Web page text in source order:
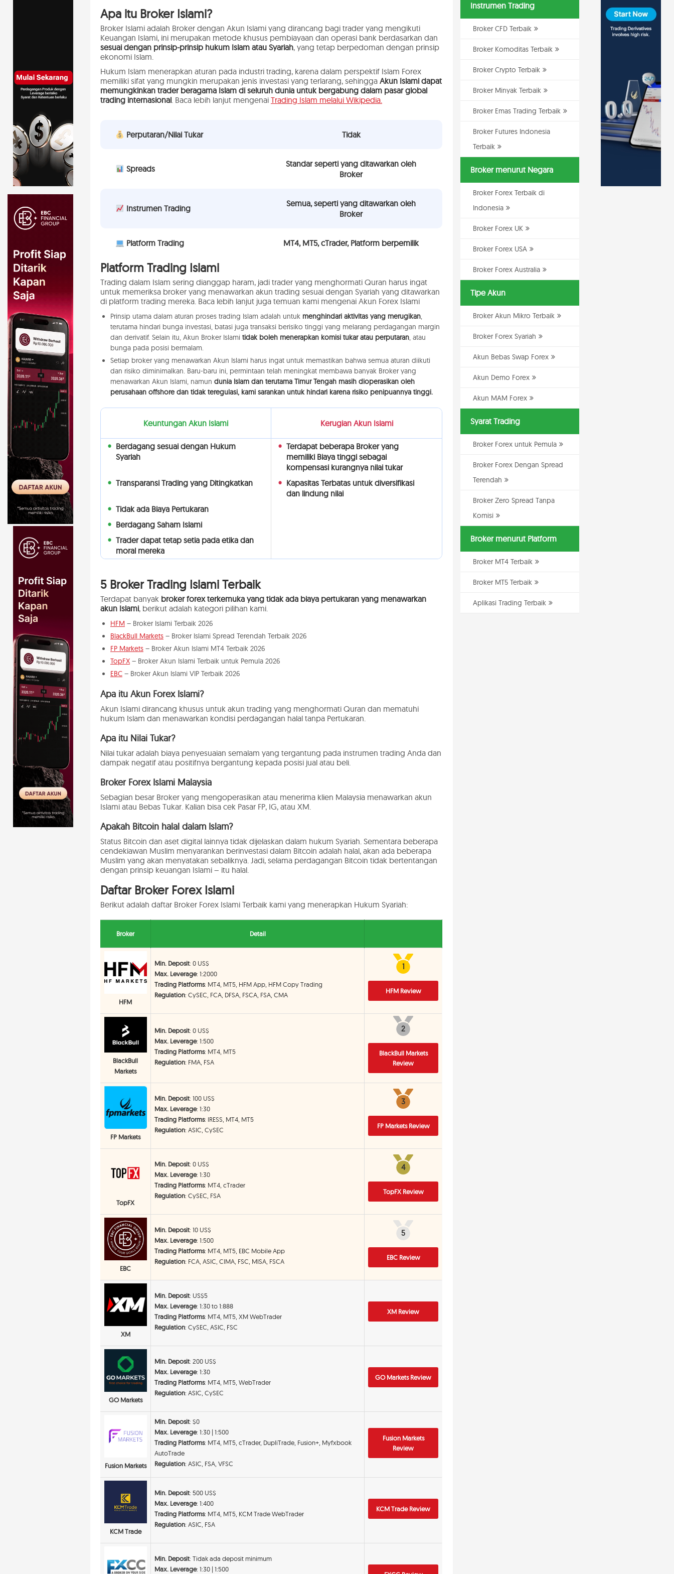
Apa itu Broker Islami?
Broker Islami adalah Broker dengan Akun Islami yang dirancang bagi trader yang mengikuti
Keuangan Islami, ini merupakan metode khusus pembiayaan dan operasi bank berdasarkan dan
sesuai dengan prinsip-prinsip hukum Islam atau Syariah, yang tetap berpedoman dengan prinsip
ekonomi Islam.
Hukum Islam menerapkan aturan pada industri trading, karena dalam perspektif Islam Forex
memiliki sifat yang mungkin merupakan jenis investasi yang terlarang, sehingga Akun Islami dapat
memungkinkan trader beragama Islam di seluruh dunia untuk bergabung dalam pasar global
trading internasional . Baca lebih lanjut mengenai Trading Islam melalui Wikipedia.
Perputaran/Nilai Tukar Tidak
Spreads
Standar seperti yang ditawarkan oleh
Broker
Instrumen Trading
Semua, seperti yang ditawarkan oleh
Broker
Platform Trading MT4, MT5, cTrader, Platform berpemilik
Platform Trading Islami
Trading dalam Islam sering dianggap haram, jadi trader yang menghormati Quran harus ingat
untuk memeriksa broker yang menawarkan akun trading sesuai dengan Syariah yang ditawarkan
di platform trading mereka. Baca lebih lanjut juga temuan kami mengenai Akun Forex Islami
Prinsip utama dalam aturan proses trading Islam adalah untuk menghindari aktivitas yang merugikan,
terutama hindari bunga investasi, batasi juga transaksi berisiko tinggi yang melarang perdagangan margin
dan derivatif. Selain itu, Akun Broker Islami tidak boleh menerapkan komisi tukar atau perputaran, atau
bunga pada posisi bermalam.
Setiap broker yang menawarkan Akun Islami harus ingat untuk memastikan bahwa semua aturan diikuti
dan risiko diminimalkan. Baru-baru ini, permintaan telah meningkat membawa banyak Broker yang
menawarkan Akun Islami, namun dunia Islam dan terutama Timur Tengah masih dioperasikan oleh
perusahaan offshore dan tidak teregulasi, kami sarankan untuk hindari karena risiko penipuannya tinggi.
Keuntungan Akun Islami Kerugian Akun Islami
Berdagang sesuai dengan Hukum
Syariah
Terdapat beberapa Broker yang
memiliki Biaya tinggi sebagai
kompensasi kurangnya nilai tukar
Transparansi Trading yang Ditingkatkan
Kapasitas Terbatas untuk diversifikasi
dan lindung nilai
Tidak ada Biaya Pertukaran
Berdagang Saham Islami
Trader dapat tetap setia pada etika dan
moral mereka
5 Broker Trading Islami Terbaik
Terdapat banyak broker forex terkemuka yang tidak ada biaya pertukaran yang menawarkan
akun Islami, berikut adalah kategori pilihan kami.
HFM – Broker Islami Terbaik 2026
BlackBull Markets – Broker Islami Spread Terendah Terbaik 2026
FP Markets – Broker Akun Islami MT4 Terbaik 2026
TopFX – Broker Akun Islami Terbaik untuk Pemula 2026
EBC – Broker Akun Islami VIP Terbaik 2026
Apa itu Akun Forex Islami?
Akun Islami dirancang khusus untuk akun trading yang menghormati Quran dan mematuhi
hukum Islam dan menawarkan kondisi perdagangan halal tanpa Pertukaran.
Apa itu Nilai Tukar?
Nilai tukar adalah biaya penyesuaian semalam yang tergantung pada instrumen trading Anda dan
dampak negatif atau positifnya bergantung kepada posisi jual atau beli.
Broker Forex Islami Malaysia
Sebagian besar Broker yang mengoperasikan atau menerima klien Malaysia menawarkan akun
Islami atau Bebas Tukar. Kalian bisa cek Pasar FP, IG, atau XM.
Apakah Bitcoin halal dalam Islam?
Status Bitcoin dan aset digital lainnya tidak dijelaskan dalam hukum Syariah. Sementara beberapa
cendekiawan Muslim menyarankan berinvestasi dalam Bitcoin adalah halal, akan ada beberapa
Muslim yang akan menyatakan sebaliknya. Jadi, selama perdagangan Bitcoin tidak bertentangan
dengan prinsip keuangan Islami – itu halal.
Daftar Broker Forex Islami
Berikut adalah daftar Broker Forex Islami Terbaik kami yang menerapkan Hukum Syariah:
Broker Detail
HFM
Min. Deposit: 0 US$
Max. Leverage: 1:2000
Trading Platforms: MT4, MT5, HFM App, HFM Copy Trading
Regulation: CySEC, FCA, DFSA, FSCA, FSA, CMA
11
HFM Review
BlackBull
Markets
Min. Deposit: 0 US$
Max. Leverage: 1:500
Trading Platforms: MT4, MT5
Regulation: FMA, FSA
2
2
BlackBull Markets
Review
FP Markets
Min. Deposit: 100 US$
Max. Leverage: 1:30
Trading Platforms: IRESS, MT4, MT5
Regulation: ASIC, CySEC
3
3
FP Markets Review
TopFX
Min. Deposit: 0 US$
Max. Leverage: 1:30
Trading Platforms: MT4, cTrader
Regulation: CySEC, FSA
4
4
TopFX Review
EBC
Min. Deposit: 10 US$
Max. Leverage: 1:500
Trading Platforms: MT4, MT5, EBC Mobile App
Regulation: FCA, ASIC, CIMA, FSC, MISA, FSCA
5
5
EBC Review
XM
Min. Deposit: US$5
Max. Leverage: 1:30 to 1:888
Trading Platforms: MT4, MT5, XM WebTrader
Regulation: CySEC, ASIC, FSC
XM Review
GO Markets
Min. Deposit: 200 US$
Max. Leverage: 1:30
Trading Platforms: MT4, MT5, WebTrader
Regulation: ASIC, CySEC
GO Markets Review
Fusion Markets
Min. Deposit: $0
Max. Leverage: 1:30 | 1:500
Trading Platforms: MT4, MT5, cTrader, DupliTrade, Fusion+, Myfxbook
AutoTrade
Regulation: ASIC, FSA, VFSC
Fusion Markets
Review
KCM Trade
Min. Deposit: 500 US$
Max. Leverage: 1:400
Trading Platforms: MT4, MT5, KCM Trade WebTrader
Regulation: ASIC, FSA
KCM Trade Review
Min. Deposit: Tidak ada deposit minimum
Max. Leverage: 1:30 | 1:500
Instrumen Trading
Broker CFD Terbaik
Broker Komoditas Terbaik
Broker Crypto Terbaik
Broker Minyak Terbaik
Broker Emas Trading Terbaik
Broker Futures Indonesia
Terbaik
Broker menurut Negara
Broker Forex Terbaik di
Indonesia
Broker Forex UK
Broker Forex USA
Broker Forex Australia
Tipe Akun
Broker Akun Mikro Terbaik
Broker Forex Syariah
Akun Bebas Swap Forex
Akun Demo Forex
Akun MAM Forex
Syarat Trading
Broker Forex untuk Pemula
Broker Forex Dengan Spread
Terendah
Broker Zero Spread Tanpa
Komisi
Broker menurut Platform
Broker MT4 Terbaik
Broker MT5 Terbaik
Aplikasi Trading Terbaik